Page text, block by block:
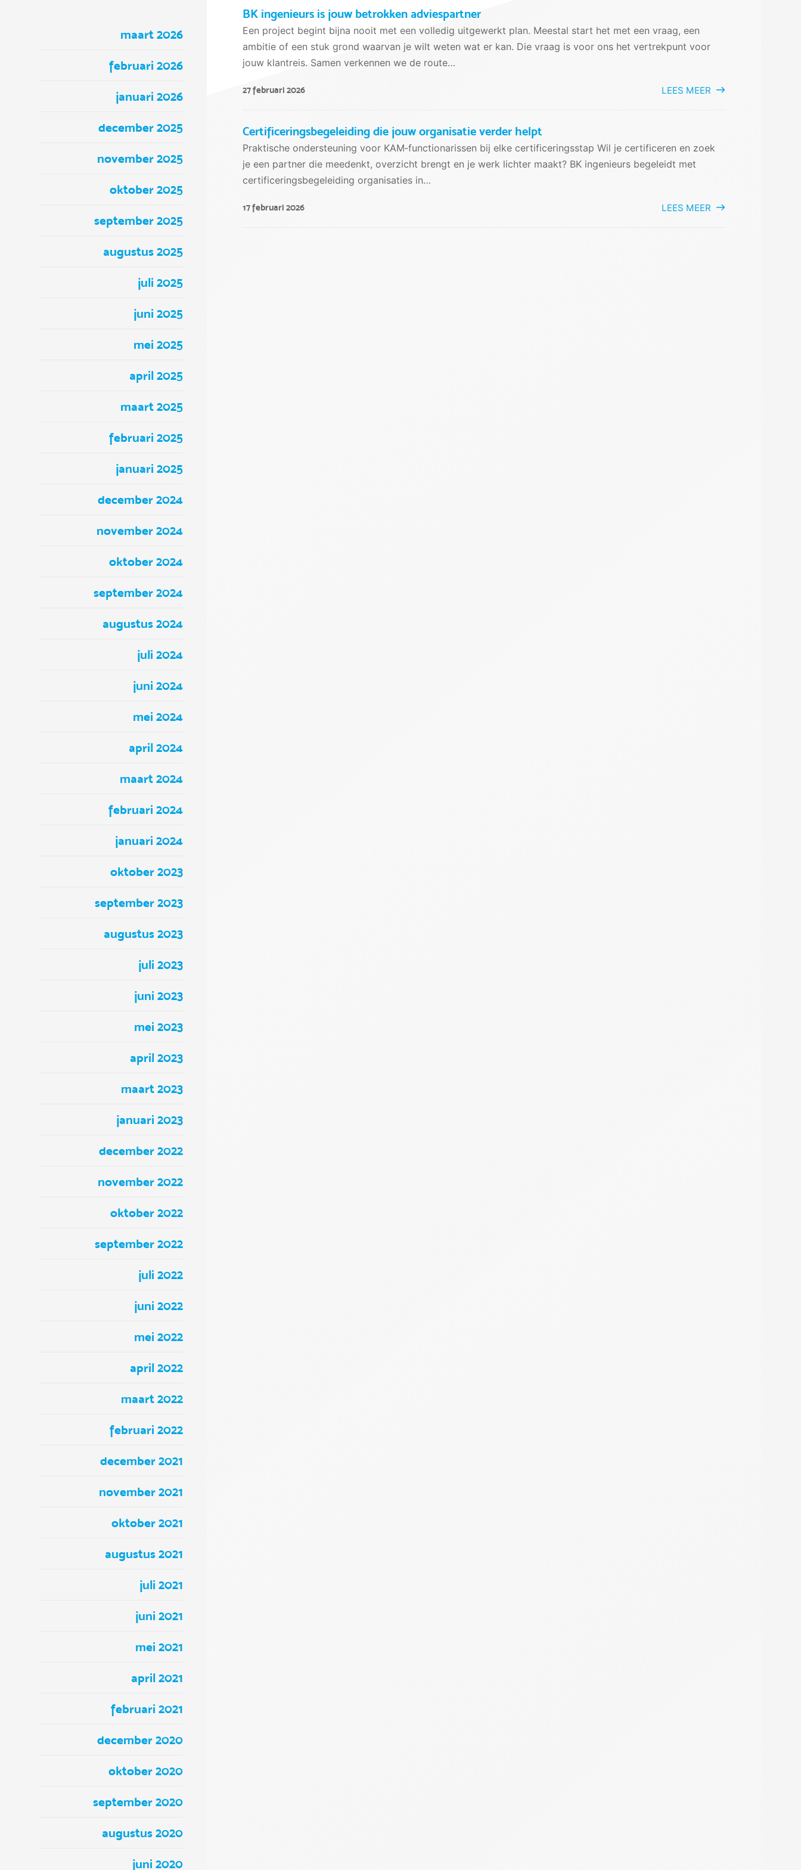
maart 2026
februari 2026
januari 2026
december 2025
november 2025
oktober 2025
september 2025
augustus 2025
juli 2025
juni 2025
mei 2025
april 2025
maart 2025
februari 2025
januari 2025
december 2024
november 2024
oktober 2024
september 2024
augustus 2024
juli 2024
juni 2024
mei 2024
april 2024
maart 2024
februari 2024
januari 2024
oktober 2023
september 2023
augustus 2023
juli 2023
juni 2023
mei 2023
april 2023
maart 2023
januari 2023
december 2022
november 2022
oktober 2022
september 2022
juli 2022
juni 2022
mei 2022
april 2022
maart 2022
februari 2022
december 2021
november 2021
oktober 2021
augustus 2021
juli 2021
juni 2021
mei 2021
april 2021
februari 2021
december 2020
oktober 2020
september 2020
augustus 2020
juni 2020
BK ingenieurs is jouw betrokken adviespartner
Een project begint bijna nooit met een volledig uitgewerkt plan. Meestal start het met een vraag, een
ambitie of een stuk grond waarvan je wilt weten wat er kan. Die vraag is voor ons het vertrekpunt voor
jouw klantreis. Samen verkennen we de route…
27 februari 2026 LEES MEER
Certificeringsbegeleiding die jouw organisatie verder helpt
Praktische ondersteuning voor KAM‑functionarissen bij elke certificeringsstap Wil je certificeren en zoek
je een partner die meedenkt, overzicht brengt en je werk lichter maakt? BK ingenieurs begeleidt met
certificeringsbegeleiding organisaties in…
17 februari 2026 LEES MEER